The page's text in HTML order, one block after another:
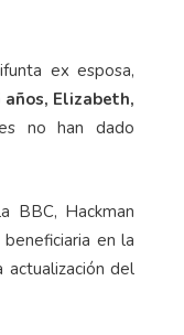
ex esposa,
Elizabeth,
no han dado
BBC, Hackman
en la
actualización del